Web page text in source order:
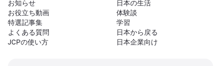
お知らせ
お役立ち動画
特選記事集
よくある質問
JCPの使い方
日本の生活
体験談
学習
日本から戻る
日本企業向け